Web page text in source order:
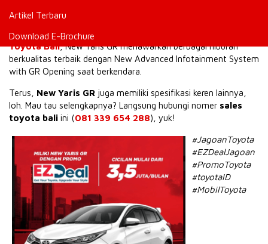
Artikel Terbaru
Download E-Brochure
Toyota Bali, New Yaris GR menawarkan berbagai hiburan
berkualitas terbaik dengan New Advanced Infotainment System
with GR Opening saat berkendara.
Terus, New Yaris GR juga memiliki spesifikasi keren lainnya,
loh. Mau tau selengkapnya? Langsung hubungi nomer sales
toyota bali ini (081 339 654 288), yuk!
#JagoanToyota
#EZDealJagoan
#PromoToyota
#toyotaID
#MobilToyota